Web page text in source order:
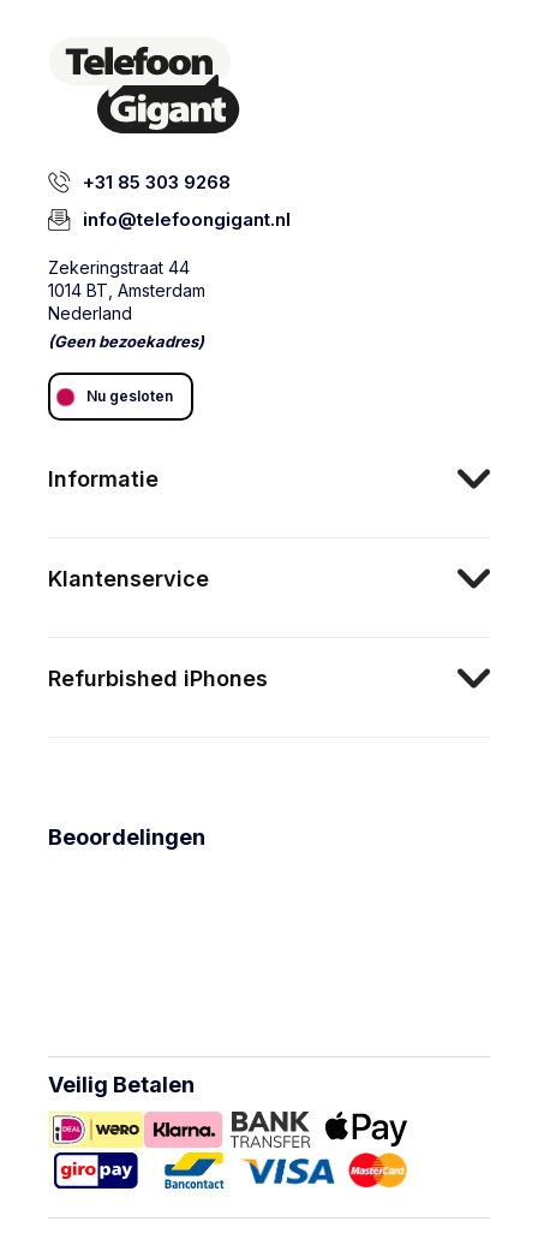
+31 85 303 9268
info@telefoongigant.nl
Zekeringstraat 44
1014 BT, Amsterdam
Nederland
(Geen bezoekadres)
Nu gesloten
Informatie
Klantenservice
Refurbished iPhones
Beoordelingen
Veilig Betalen